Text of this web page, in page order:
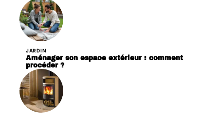
JARDIN
Aménager son espace extérieur : comment
procéder ?